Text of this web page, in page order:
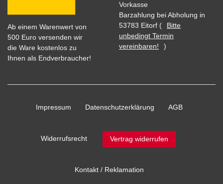
Ab einem Warenwert von
500 Euro versenden wir
die Ware kostenlos zu
Ihnen als Endverbraucher!
Vorkasse
Barzahlung bei Abholung in
53783 Eitorf (
Bitte
unbedingt Termin
vereinbaren!
)
Impressum Daten­schutz­erklärung AGB
Widerrufs­recht Vertrag widerrufen
Kontakt / Reklamation